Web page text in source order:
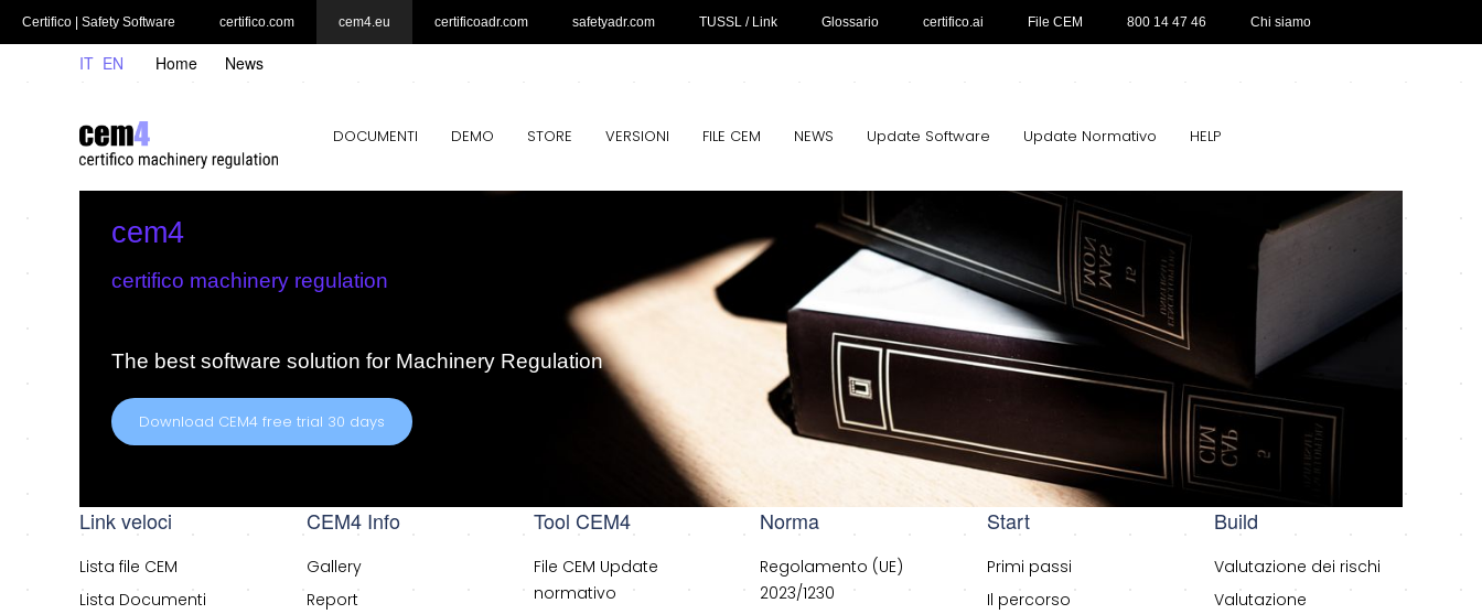
Certifico | Safety Software certifico.com cem4.eu certificoadr.com safetyadr.com TUSSL / Link Glossario certifico.ai File CEM 800 14 47 46 Chi siamo
IT EN Home News
DOCUMENTI DEMO STORE VERSIONI FILE CEM NEWS Update Software Update Normativo HELP
cem4
certifico machinery regulation
The best software solution for Machinery Regulation
Download CEM4 free trial 30 days
Link veloci
Lista file CEM
Lista Documenti
CEM4 Info
Gallery
Report
Tool CEM4
File CEM Update
normativo
Norma
Regolamento (UE)
2023/1230
Start
Primi passi
Il percorso
Build
Valutazione dei rischi
Valutazione